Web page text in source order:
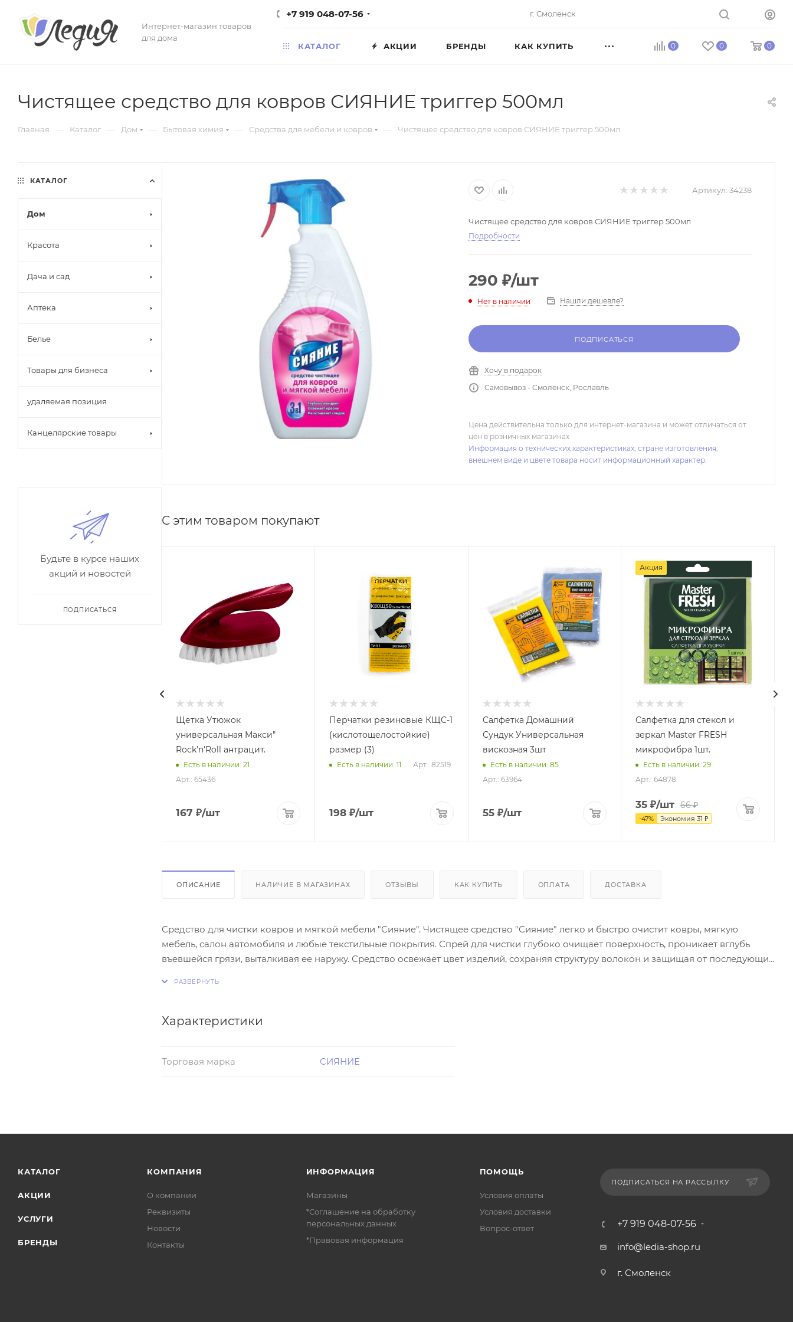
Интернет-магазин товаров
для дома
+7 919 048-07-56 г. Смоленск
0 0 0
КАТАЛОГ АКЦИИ БРЕНДЫ КАК КУПИТЬ
Чистящее средство для ковров СИЯНИЕ триггер 500мл
Главная — Каталог — Дом — Бытовая химия — Средства для мебели и ковров — Чистящее средство для ковров СИЯНИЕ триггер 500мл
Артикул: 34238
Чистящее средство для ковров СИЯНИЕ триггер 500мл
Подробности
290 ₽/шт
Нет в наличии Нашли дешевле?
ПОДПИСАТЬСЯ
Хочу в подарок
Самовывоз - Смоленск, Рославль
Цена действительна только для интернет-магазина и может отличаться от
цен в розничных магазинах
Информация о технических характеристиках, стране изготовления,
внешнем виде и цвете товара носит информационный характер.
С этим товаром покупают
Щетка Утюжок
универсальная Макси"
Rock'n'Roll антрацит.
Есть в наличии: 21
Арт.: 65436
167 ₽/шт
Перчатки резиновые КЩС-1
(кислотощелостойкие)
размер (3)
Есть в наличии: 11 Арт.: 82519
198₽/шт
Салфетка Домашний
Сундук Универсальная
вискозная 3шт
Есть в наличии: 85
Арт.: 63964
55₽/шт
Акция
Салфетка для стекол и
зеркал Master FRESH
микрофибра 1шт.
Есть в наличии: 29
Арт.: 64878
35 ₽/шт 66₽
-47% Экономия 31 ₽
ОПИСАНИЕ НАЛИЧИЕ В МАГАЗИНАХ ОТЗЫВЫ КАК КУПИТЬ ОПЛАТА ДОСТАВКА
Средство для чистки ковров и мягкой мебели "Сияние". Чистящее средство "Сияние" легко и быстро очистит ковры, мягкую
мебель, салон автомобиля и любые текстильные покрытия. Спрей для чистки глубоко очищает поверхность, проникает вглубь
въевшейся грязи, выталкивая ее наружу. Средство освежает цвет изделий, сохраняя структуру волокон и защищая от последующих
предназначены для чистки оконных стекол, зеркал, стеклянных поверхностей витрин и витражей, а также пластиковых окон и
Характеристики
Торговая марка СИЯНИЕ
КАТАЛОГ
Дом
Красота
Дача и сад
Аптека
Белье
Товары для бизнеса
удаляемая позиция
Канцелярские товары
Будьте в курсе наших
акций и новостей
ПОДПИСАТЬСЯ
КАТАЛОГ
АКЦИИ
УСЛУГИ
БРЕНДЫ
КОМПАНИЯ
О компании
Реквизиты
Новости
Контакты
ИНФОРМАЦИЯ
Магазины
*Соглашение на обработку
персональных данных
*Правовая информация
ПОМОЩЬ
Условия оплаты
Условия доставки
Вопрос-ответ
ПОДПИСАТЬСЯ НА РАССЫЛКУ
+7 919 048-07-56
info@ledia-shop.ru
г. Смоленск